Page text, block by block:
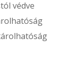
védve